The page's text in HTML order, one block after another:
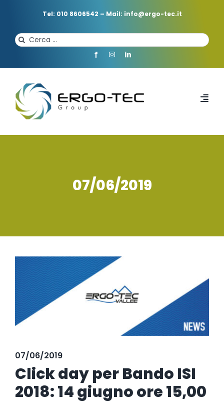
Tel: 010 8606542 – Mail: info@ergo-tec.it
Cerca
per:
HOME
SERVIZI
EVENTI NOVITÀ
CONTATTI
07/06/2019
Ingrandisci
immagine
07/06/2019
Click day per Bando ISI
2018: 14 giugno ore 15,00